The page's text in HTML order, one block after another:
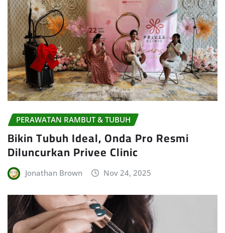
PERAWATAN RAMBUT & TUBUH
Bikin Tubuh Ideal, Onda Pro Resmi
Diluncurkan Privee Clinic
Jonathan Brown Nov 24, 2025